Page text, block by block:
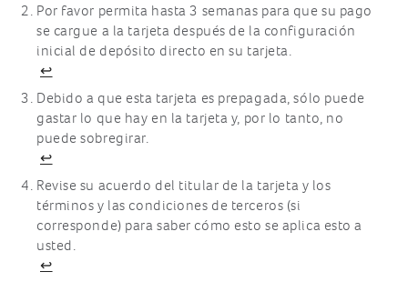
Por favor permita hasta 3 semanas para que su pago
se cargue a la tarjeta después de la configuración
inicial de depósito directo en su tarjeta.
↩
Debido a que esta tarjeta es prepagada, sólo puede
gastar lo que hay en la tarjeta y, por lo tanto, no
puede sobregirar.
↩
Revise su acuerdo del titular de la tarjeta y los
términos y las condiciones de terceros (si
corresponde) para saber cómo esto se aplica esto a
usted.
↩